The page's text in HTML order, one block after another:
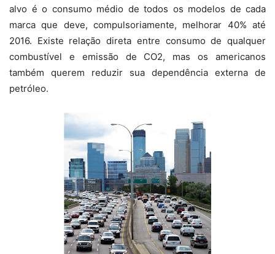
alvo é o consumo médio de todos os modelos de cada
marca que deve, compulsoriamente, melhorar 40% até
2016. Existe relação direta entre consumo de qualquer
combustível e emissão de CO2, mas os americanos
também querem reduzir sua dependência externa de
petróleo.